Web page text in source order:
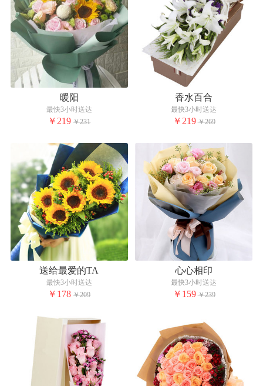
暖阳
最快3小时送达
￥219 ￥231
香水百合
最快3小时送达
￥219 ￥269
送给最爱的TA
最快3小时送达
￥178 ￥209
心心相印
最快3小时送达
￥159 ￥239